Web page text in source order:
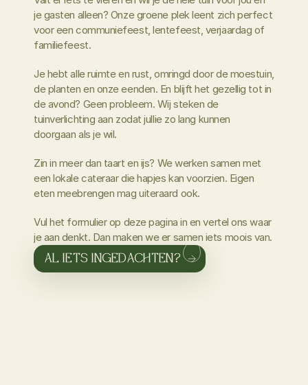
je gasten alleen? Onze groene plek leent zich perfect
voor een communiefeest, lentefeest, verjaardag of
familiefeest.
Je hebt alle ruimte en rust, omringd door de moestuin,
de planten en onze eenden. En blijft het gezellig tot in
de avond? Geen probleem. Wij steken de
tuinverlichting aan zodat jullie zo lang kunnen
doorgaan als je wil.
Zin in meer dan taart en ijs? We werken samen met
een lokale cateraar die hapjes kan voorzien. Eigen
eten meebrengen mag uiteraard ook.
Vul het formulier op deze pagina in en vertel ons waar
je aan denkt. Dan maken we er samen iets moois van.
AL IETS INGEDACHTEN?